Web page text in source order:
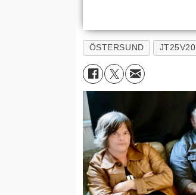
ÖSTERSUND JT25V20